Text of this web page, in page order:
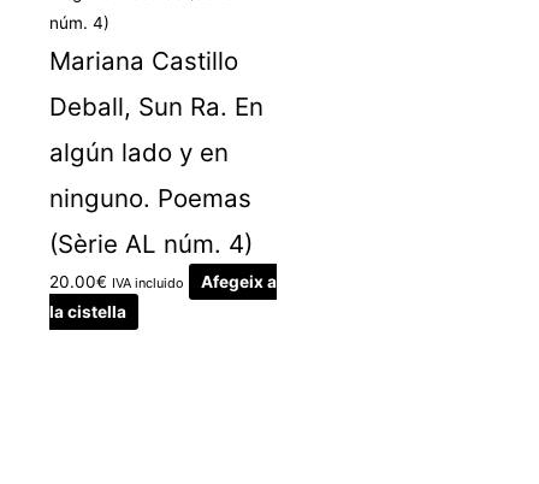
Mariana Castillo
Deball, Sun Ra. En
algún lado y en
ninguno. Poemas
(Sèrie AL núm. 4)
20.00€ IVA incluido
Afegeix a
la cistella